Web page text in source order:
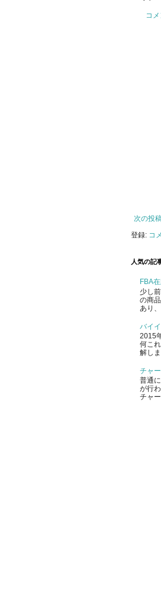
コ
次の投
登録: コ
人気の記
FBA
少し
の商
あり
バイ
2015
何こ
解し
チャ
普通
が行
チャ